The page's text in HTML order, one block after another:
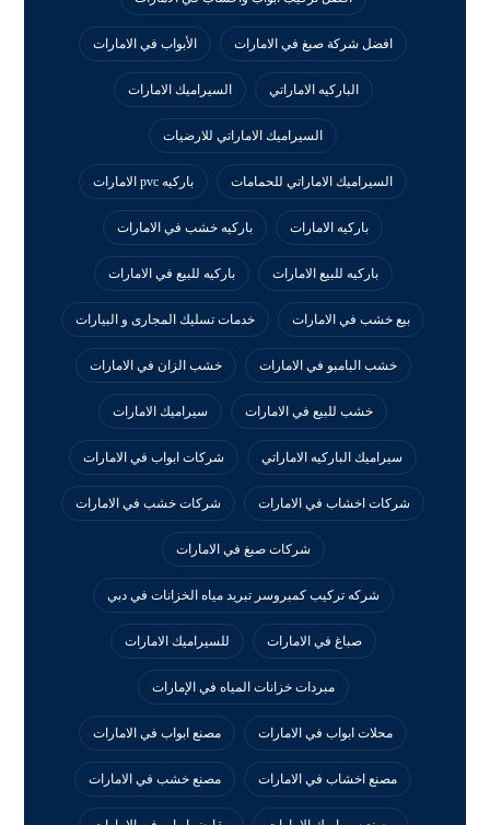
افضل شركة صبغ في الامارات الأبواب في الامارات
الباركيه الاماراتي السيراميك الامارات
السيراميك الاماراتي للارضيات
السيراميك الاماراتي للحمامات باركيه pvc الامارات
باركيه الامارات باركيه خشب في الامارات
باركيه للبيع الامارات باركيه للبيع في الامارات
بيع خشب في الامارات خدمات تسليك المجارى و البيارات
خشب البامبو في الامارات خشب الزان في الامارات
خشب للبيع في الامارات سيراميك الامارات
سيراميك الباركيه الاماراتي شركات ابواب في الامارات
شركات اخشاب في الامارات شركات خشب في الامارات
شركات صبغ في الامارات
شركه تركيب كمبروسر تبريد مياه الخزانات في دبي
صباغ في الامارات للسيراميك الامارات
مبردات خزانات المياه في الإمارات
محلات ابواب في الامارات مصنع ابواب في الامارات
مصنع اخشاب في الامارات مصنع خشب في الامارات